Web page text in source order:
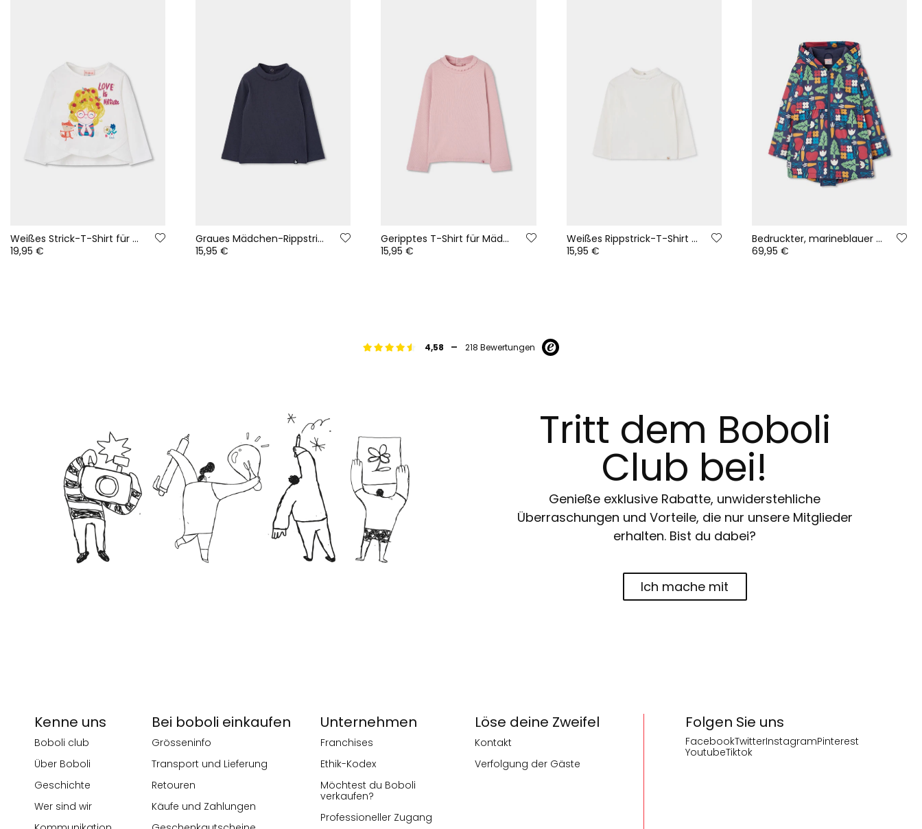
Weißes Strick-T-Shirt für Mädchen mit Mädchen- und Fuchsaufdruck
19,95 €
Graues Mädchen-Rippstrick-T-Shirt mit Stehkragen
15,95 €
Geripptes T-Shirt für Mädchen in Rosa mit Rüsche
15,95 €
Weißes Rippstrick-T-Shirt für Mädchen mit hohem Kragen
15,95 €
Bedruckter, marineblauer Regenmantel mit Naturmotiv und Kapuze
69,95 €
4,58 - 218 Bewertungen
Tritt dem Boboli
Club bei!
Genieße exklusive Rabatte, unwiderstehliche
Überraschungen und Vorteile, die nur unsere Mitglieder
erhalten. Bist du dabei?
Ich mache mit
Folgen Sie uns
FacebookTwitterInstagramPinterest
YoutubeTiktok
Kenne uns
Boboli club
Über Boboli
Geschichte
Wer sind wir
Bei boboli einkaufen
Grösseninfo
Transport und Lieferung
Retouren
Käufe und Zahlungen
Unternehmen
Franchises
Ethik-Kodex
Möchtest du Boboli
verkaufen?
Professioneller Zugang
Löse deine Zweifel
Kontakt
Verfolgung der Gäste